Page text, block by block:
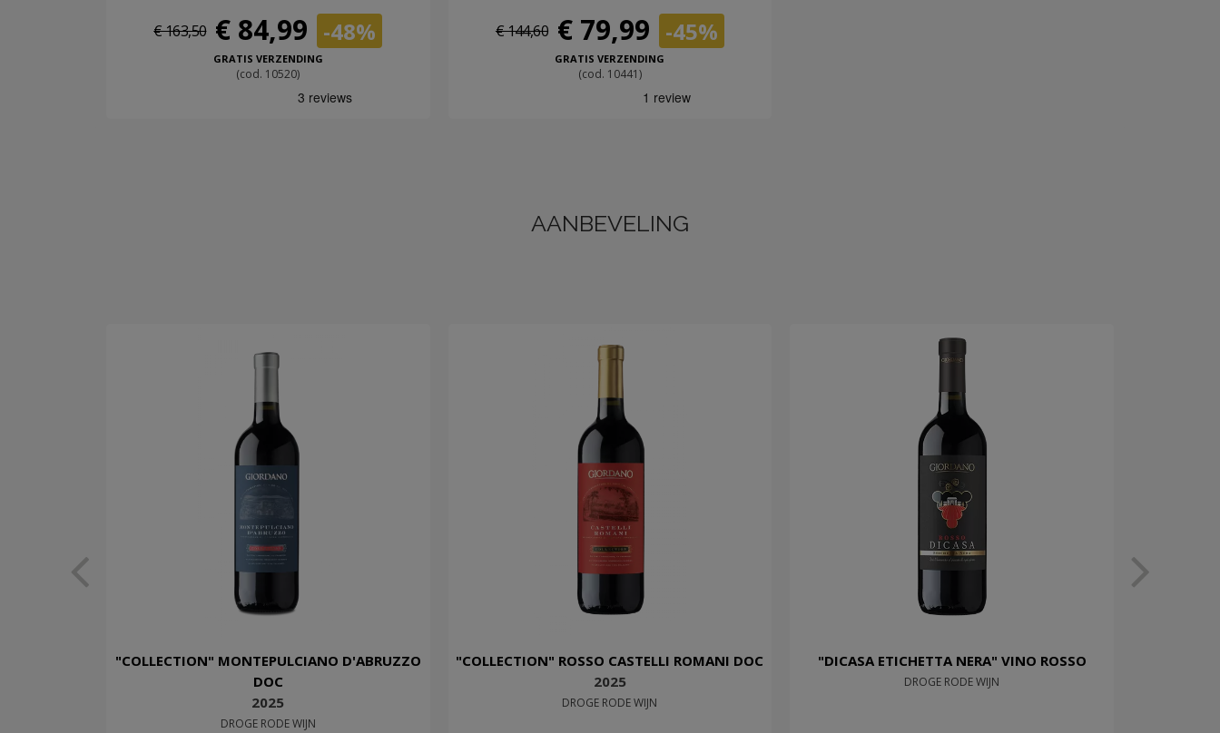
€ 163,50 € 84,99 -48%
GRATIS VERZENDING
(cod. 10520)
€ 144,60 € 79,99 -45%
GRATIS VERZENDING
(cod. 10441)
AANBEVELING
"COLLECTION" MONTEPULCIANO D'ABRUZZO
DOC
2025
DROGE RODE WIJN
"COLLECTION" ROSSO CASTELLI ROMANI DOC
2025
DROGE RODE WIJN
"DICASA ETICHETTA NERA" VINO ROSSO
DROGE RODE WIJN